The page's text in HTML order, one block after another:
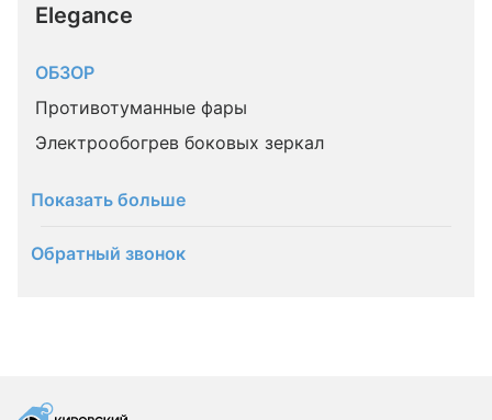
Elegance
ОБЗОР
Противотуманные фары
Электрообогрев боковых зеркал
Показать больше
Обратный звонок